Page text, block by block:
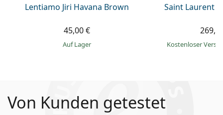
Lentiamo Jiri Havana Brown
45,00 €
auf Lager
Saint Laurent
Kostenloser
Von Kunden getestet